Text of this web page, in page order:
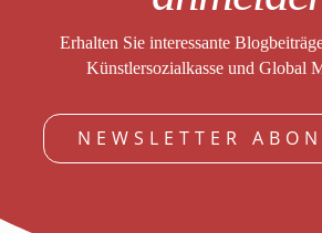
Erhalten Sie interessante
Künstlersozialkasse und Global
NEWSLETTER